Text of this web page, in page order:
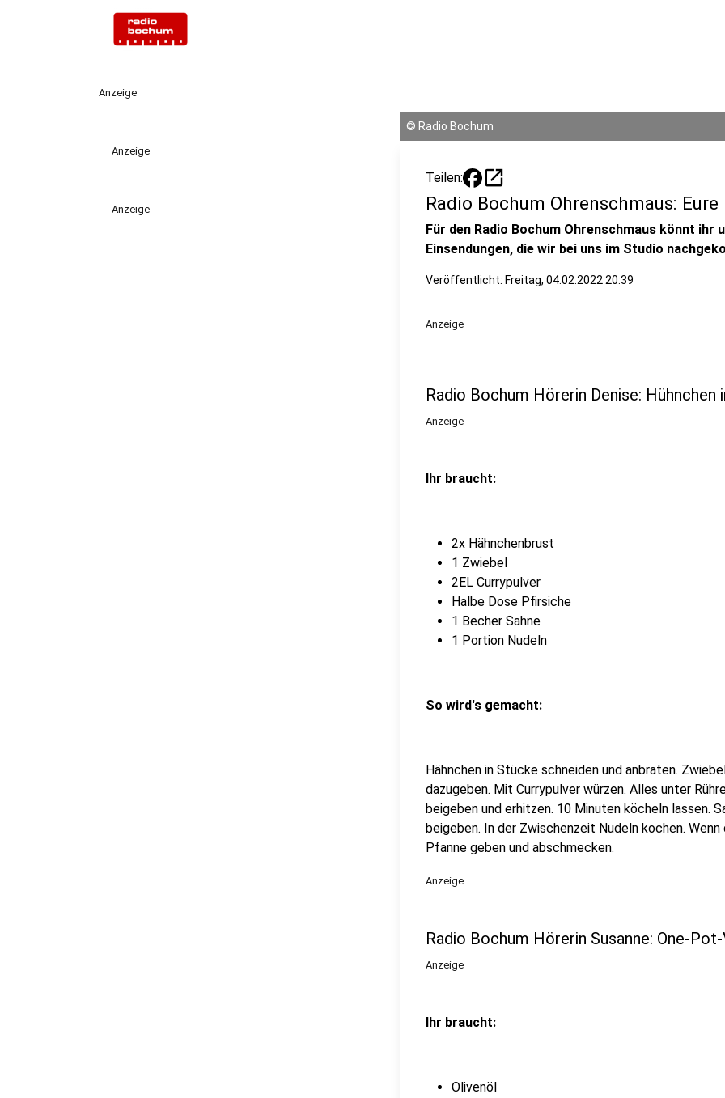
Anzeige
Anzeige
Anzeige
© Radio Bochum
Teilen: open_in_new
Radio Bochum Ohrenschmaus: Eure
Für den Radio Bochum Ohrenschmaus könnt ihr
Einsendungen, die wir bei uns im Studio
Veröffentlicht: Freitag, 04.02.2022 20:39
Anzeige
Radio Bochum Hörerin Denise: Hühnchen
Anzeige
Ihr braucht:
2x Hähnchenbrust
1 Zwiebel
2EL Currypulver
Halbe Dose Pfirsiche
1 Becher Sahne
1 Portion Nudeln
So wird's gemacht:
Hähnchen in Stücke schneiden und anbraten.
dazugeben. Mit Currypulver würzen. Alles unter
beigeben und erhitzen. 10 Minuten köcheln lassen.
beigeben. In der Zwischenzeit Nudeln kochen.
Pfanne geben und abschmecken.
Anzeige
Radio Bochum Hörerin Susanne: One-
Anzeige
Ihr braucht:
Olivenöl